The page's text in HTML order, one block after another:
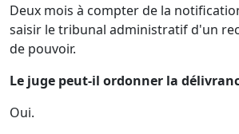
Deux mois à compter de la
saisir le tribunal administratif d'un
de pouvoir.
Le juge peut-il ordonner la
Oui.